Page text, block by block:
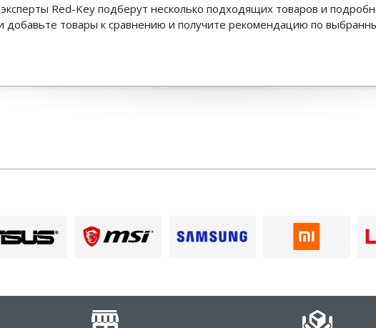
Red-Key подберут несколько подходящих товаров и
добавьте товары к сравнению и получите рекомендацию по